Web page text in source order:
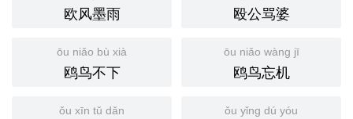
欧风墨雨 殴公骂婆
ōu niǎo bù xià
鸥鸟不下
ōu niǎo wàng jī
鸥鸟忘机
ǒu xīn tǔ dǎn ǒu yǐng dú yóu